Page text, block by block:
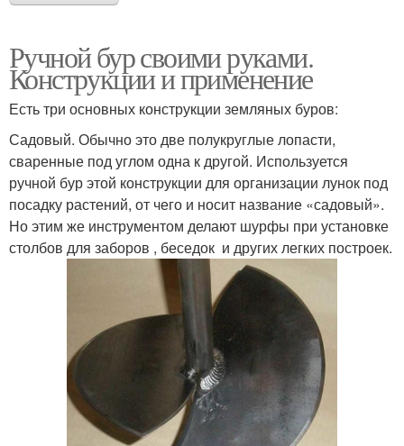
Ручной бур своими руками.
Конструкции и применение
Есть три основных конструкции земляных буров:
Садовый. Обычно это две полукруглые лопасти,
сваренные под углом одна к другой. Используется
ручной бур этой конструкции для организации лунок под
посадку растений, от чего и носит название «садовый».
Но этим же инструментом делают шурфы при установке
столбов для заборов , беседок и других легких построек.